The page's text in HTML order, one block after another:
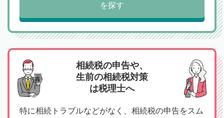
を探す
相続税の申告や、
生前の相続税対策
は税理士へ
特に相続トラブルなどがなく、相続税の申告をスム